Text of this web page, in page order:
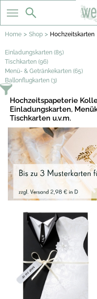
Home > Shop > Hochzeitskarten
Einladungskarten (85)
Tischkarten (96)
Menü- & Getränkekarten (65)
Ballonflugkarten (3)
Hochzeitspapeterie
Einladungskarten,
Tischkarten u.v.m.